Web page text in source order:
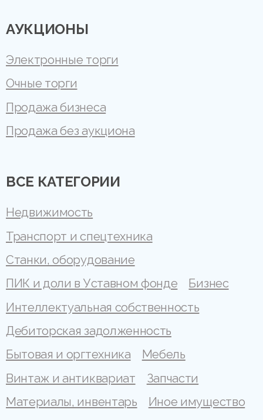
АУКЦИОНЫ
Электронные торги
Очные торги
Продажа бизнеса
Продажа без аукциона
ВСЕ КАТЕГОРИИ
Недвижимость
Транспорт и спецтехника
Станки, оборудование
ПИК и доли в Уставном фонде
Бизнес
Интеллектуальная собственность
Дебиторская задолженность
Бытовая и оргтехника
Мебель
Винтаж и антиквариат
Запчасти
Материалы, инвентарь
Иное имущество